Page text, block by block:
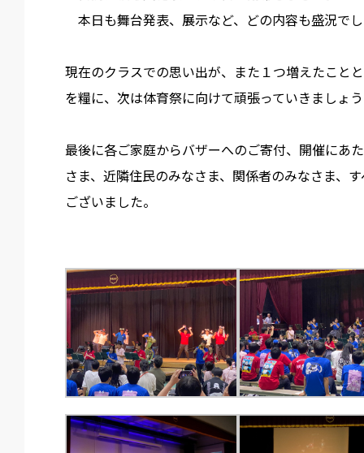
本日も舞台発表、展示など、どの内容も盛況で
現在のクラスでの思い出が、また１つ増えたこと
を糧に、次は体育祭に向けて頑張っていきましょ
最後に各ご家庭からバザーへのご寄付、開催にあ
さま、近隣住民のみなさま、関係者のみなさま、
ございました。